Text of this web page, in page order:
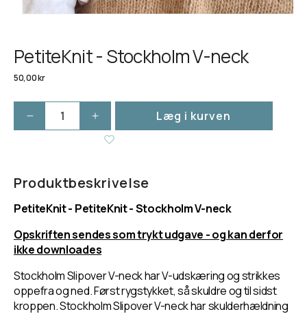
PetiteKnit - Stockholm V-neck
Normalpris
50,00 kr
Reducer
-
V-
Øg
antallet
-
V-
Læg i kurven
Produktbeskrivelse
PetiteKnit - PetiteKnit - Stockholm V-neck
Opskriften sendes som trykt udgave - og kan derfor
ikke downloades
Stockholm Slipover V-neck har V-udskæring og strikkes
oppefra og ned. Først rygstykket, så skuldre og til sidst
kroppen. Stockholm Slipover V-neck har skulderhældning